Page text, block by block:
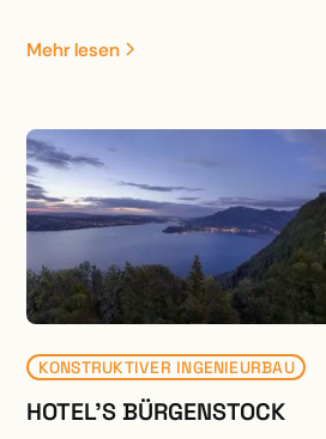
seitlich hergestellt und mit einem
Gittermastkran an die effektive
Abbruch bestehende Brücke -
mittels Umspundung / Pfählung
Nahbereich der Zentralbahn -
Kran versetzen - Vorarbeiten
spätere Aufweitung und
Umlegung
bestehende Kantonsstrasse an
Mehr lesen
KONSTRUKTIVER INGENIEURBAU
HOTEL'S BÜRGENSTOCK